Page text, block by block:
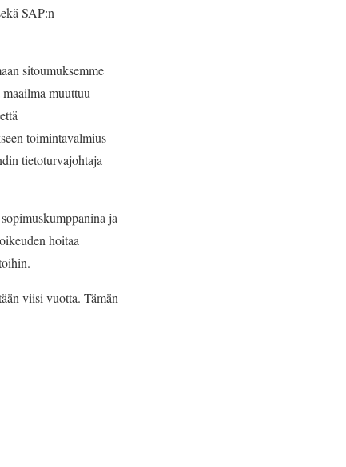
SAP:n
sitoumuksemme
muuttuu
toimintavalmius
tietoturvajohtaja
ja
hoitaa
viisi vuotta. Tämän